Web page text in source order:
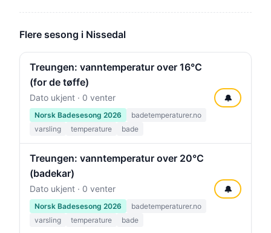
Flere sesong i Nissedal
Treungen: vanntemperatur over 16°C
(for de tøffe)
Dato ukjent · 0 venter
Norsk Badesesong 2026
badetemperaturer.no
varsling
temperature bade
🔔
Treungen: vanntemperatur over 20°C
(badekar)
Dato ukjent · 0 venter
Norsk Badesesong 2026
badetemperaturer.no
varsling
temperature bade
🔔